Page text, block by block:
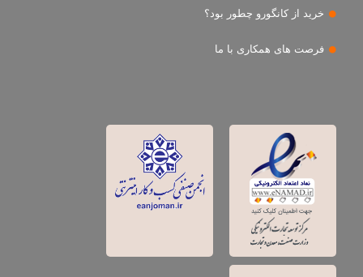
خرید از کانگورو چطور بود؟
فرصت های همکاری با ما